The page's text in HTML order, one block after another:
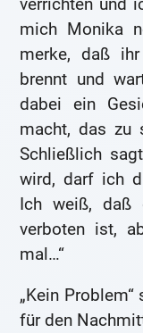
verrichten und
mich Monika
merke, daß
brennt und
dabei ein
macht, das zu
Schließlich
wird, darf ich
Ich weiß, daß
verboten ist,
mal…“
„Kein
für den